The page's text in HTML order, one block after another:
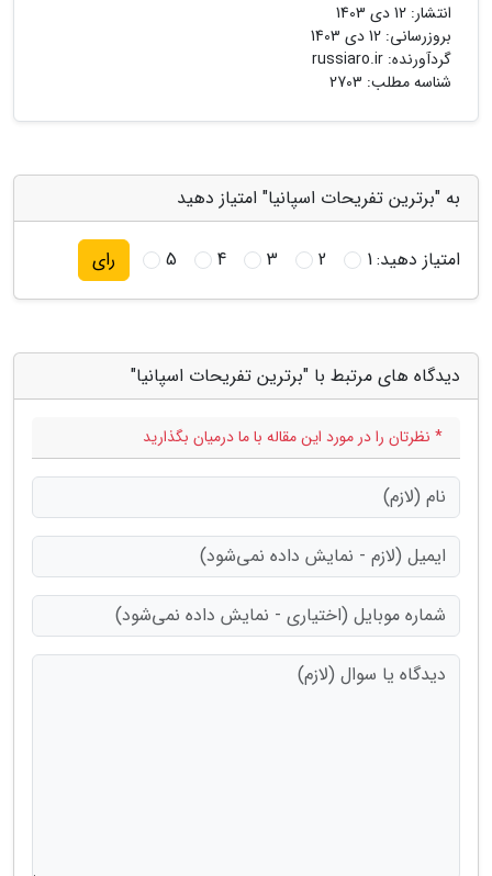
انتشار: 12 دی 1403
بروزرسانی: 12 دی 1403
گردآورنده: russiaro.ir
شناسه مطلب: 2703
به "برترین تفریحات اسپانیا" امتیاز دهید
امتیاز دهید:1
2
3
4
5 رای
دیدگاه های مرتبط با "برترین تفریحات اسپانیا"
* نظرتان را در مورد این مقاله با ما درمیان بگذارید